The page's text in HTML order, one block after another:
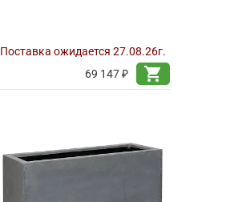
Поставка ожидается 27.08.26г.
69 147 ₽
shopping_cart